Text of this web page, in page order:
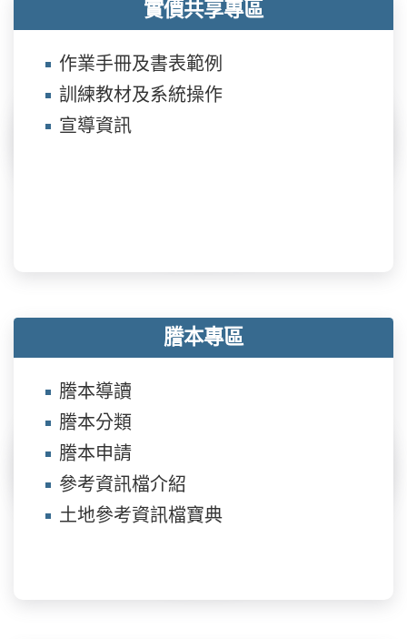
共設施用地，近年推動土地開發也逐漸跳脫傳統
減碳等理念納入規劃，希望在城市發展與環境永
續之間取得平衡，打造更安全、更舒適的生活環
境。地政局邀請市民朋友7月26日傍晚帶著家
料飛散或豪雨導致排水受阻。林副市長也特別要
求，颱風過後應立即辦理工地安全巡檢，確認結
構、設備及環境安全無虞後，始得恢復施工。地
政局表示，台鐵機廠過去因營運管理需求，長期
以圍牆與周邊社區區隔，形成封閉的都市空間。
業，並已完成武慶二路總長325米、武昌路260米
環境整理。圍牆拆除不僅有助改善景觀通透性，
也將逐步消除廠區與周邊社區長期存在的空間阻
隔，串聯周邊道路、公園綠地及人行動線，讓原
本封閉的台鐵機廠重新融入城市生活。透過空間
開放、環境整理及公共設施改善，未來將提供市
民更安全、友善且舒適的休憩環境。市府將持續
督導各項工程如期如質完成，並落實防颱及工地
安全措施，在兼顧施工品質與公共安全的前提
生能源設施，讓昔日封閉的鐵道舊廠區轉型為市
脫。綜觀本次標售結果，本季推出6標6 筆土地，
市地重劃區及高雄大學區段徵收區各1筆土地，因
土地個別條件未符合需求等因素，無人參與投標
外，其餘土地皆順利標脫，其中又以仁武區第
載於網站供各界查詢，網址：高雄房地產億年旺
府地政局網站（網址：http://landp.kcg.gov.tw/）
高雄市政府地政局土地開發處網站（網址：
http://landevp.kcg.gov.tw/）新聞連絡人：郭陽春
科長 電話：(07)3314942
實價共享專區
作業手冊及書表範例
訓練教材及系統操作
宣導資訊
謄本專區
謄本導讀
謄本分類
謄本申請
參考資訊檔介紹
土地參考資訊檔寶典